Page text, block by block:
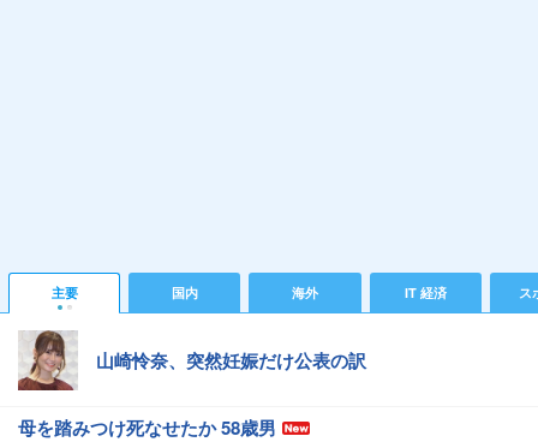
主要 国内 海外 IT 経済 ス
山崎怜奈、突然妊娠だけ公表の訳
母を踏みつけ死なせたか 58歳男